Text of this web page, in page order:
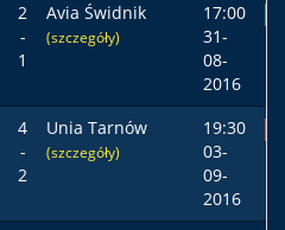
2
-
1
Avia Świdnik
(szczegóły)
17:00
31-
08-
2016
4
-
2
Unia Tarnów
(szczegóły)
19:30
03-
09-
2016